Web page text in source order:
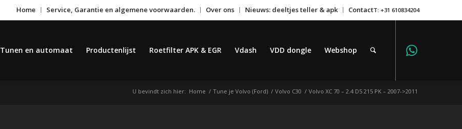
Home Service, Garantie en algemene voorwaarden. Over ons Nieuws: deeltjes teller & apk ContactT: +31 610834204
Tunen en automaat Productenlijst Roetfilter APK & EGR Vdash VDD dongle Webshop
U bevindt zich hier: Home / Tune je Volvo (Ford) / Volvo C30 / Volvo XC 70 – 2.4 D5 215 PK – 2007->2011